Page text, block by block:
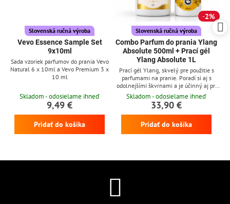
Slovenská ručná výroba
Vevo Essence Sample Set
9x10ml
Sada vzoriek parfumov do prania Vevo
Natural 6 x 10ml a Vevo Premium 3 x
10 ml
Skladom - odosielame ihneď
9,49 €
Pridať do košíka
2%
Slovenská ručná výroba
Combo Parfum do prania Ylang
Absolute 500ml + Prací gél
Ylang Absolute 1L
Prací gél Ylang, skvelý pre použitie s
parfumami na pranie. Poradí si aj s
odolnejšími škvrnami a je účinný aj pri
nízkych teplotách
Skladom - odosielame ihneď
33,90 €
Pridať do košíka